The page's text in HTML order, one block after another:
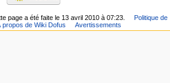
page a été faite le 13 avril 2010 à 07:23.
Politique de
propos de Wiki Dofus Avertissements